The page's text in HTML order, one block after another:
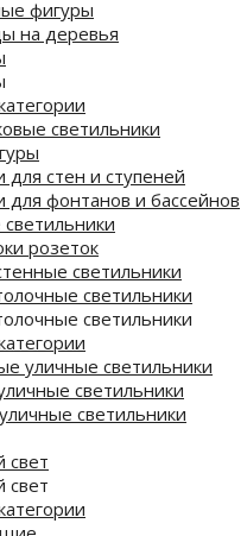
фигуры
на деревья
светильники
для стен и ступеней
для фонтанов и бассейнов
розеток
светильники
светильники
светильники
уличные светильники
светильники
светильники
свет
свет